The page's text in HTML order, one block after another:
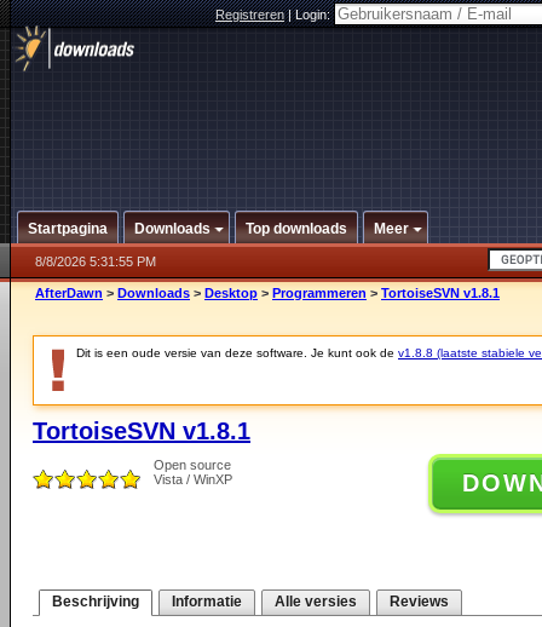
Registreren|Login:
Startpagina Downloads Top downloads Meer
8/8/2026 5:31:55 PM
AfterDawn > Downloads > Desktop > Programmeren > TortoiseSVN v1.8.1
Dit is een oude versie van deze software. Je kunt ook de v1.8.8 (laatste stabiele
TortoiseSVN v1.8.1
Open source
Vista / WinXP
Beschrijving Informatie Alle versies Reviews